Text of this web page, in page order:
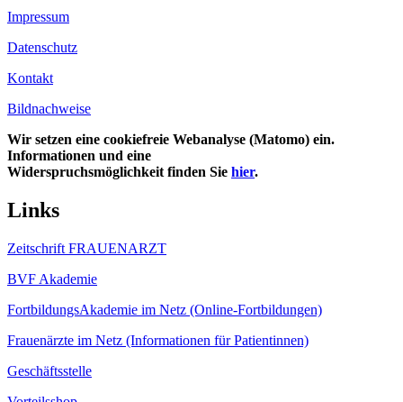
Impressum
Datenschutz
Kontakt
Bildnachweise
Wir setzen eine cookiefreie Webanalyse (Matomo) ein.
Informationen und eine
Widerspruchsmöglichkeit finden Sie hier.
Links
Zeitschrift FRAUENARZT
BVF Akademie
FortbildungsAkademie im Netz (Online-Fortbildungen)
Frauenärzte im Netz (Informationen für Patientinnen)
Geschäftsstelle